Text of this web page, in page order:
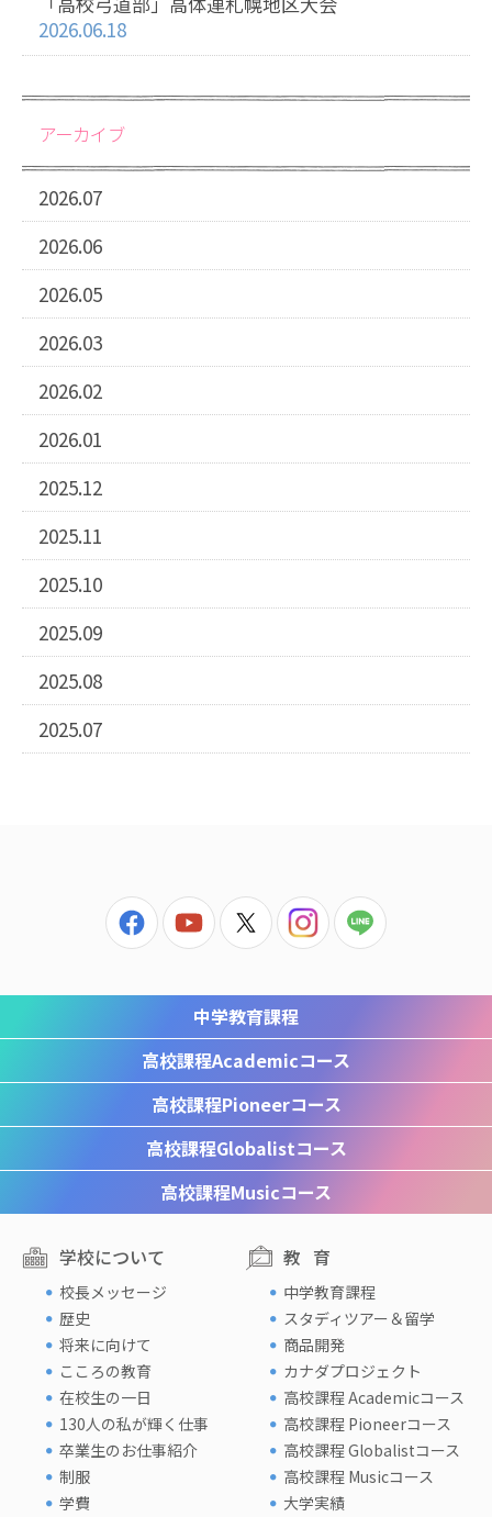
2026.06.18
アーカイブ
2026.07
2026.06
2026.05
2026.03
2026.02
2026.01
2025.12
2025.11
2025.10
2025.09
2025.08
2025.07
中学教育課程
高校課程Academicコース
高校課程Pioneerコース
高校課程Globalistコース
高校課程Musicコース
学校について
校長メッセージ
歴史
将来に向けて
こころの教育
在校生の一日
130人の私が輝く仕事
卒業生のお仕事紹介
制服
学費
教育
中学教育課程
スタディツアー＆留学
商品開発
カナダプロジェクト
高校課程 Academicコース
高校課程 Pioneerコース
高校課程 Globalistコース
高校課程 Musicコース
大学実績